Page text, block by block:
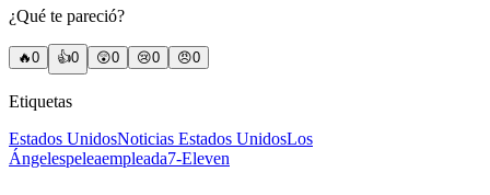
¿Qué te pareció?
🔥0 👍0 😲0 😢0 😠0
Etiquetas
Estados UnidosNoticias Estados UnidosLos
Ángelespeleaempleada7-Eleven